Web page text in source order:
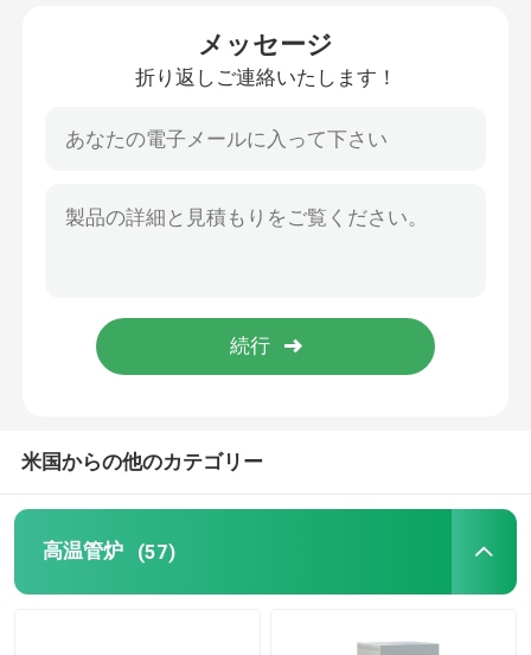
わたしたち に つい て
工場 ツアー
品質管理
Programtherm
産業用室炉
メッセージ
折り返しご連絡いたします！
米国からの他のカテゴリー
高温管炉 (57)